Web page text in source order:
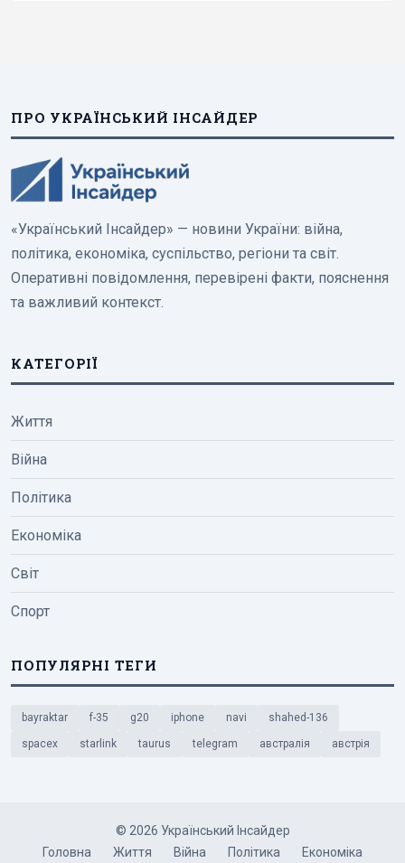
ПРО УКРАЇНСЬКИЙ ІНСАЙДЕР
«Український Інсайдер» — новини України: війна,
політика, економіка, суспільство, регіони та світ.
Оперативні повідомлення, перевірені факти, пояснення
та важливий контекст.
КАТЕГОРІЇ
Життя
Війна
Політика
Економіка
Світ
Спорт
ПОПУЛЯРНІ ТЕГИ
bayraktar f-35 g20 iphone navi shahed-136
spacex starlink taurus telegram австралія австрія
© 2026 Український Інсайдер
Головна
Життя Війна Політика Економіка